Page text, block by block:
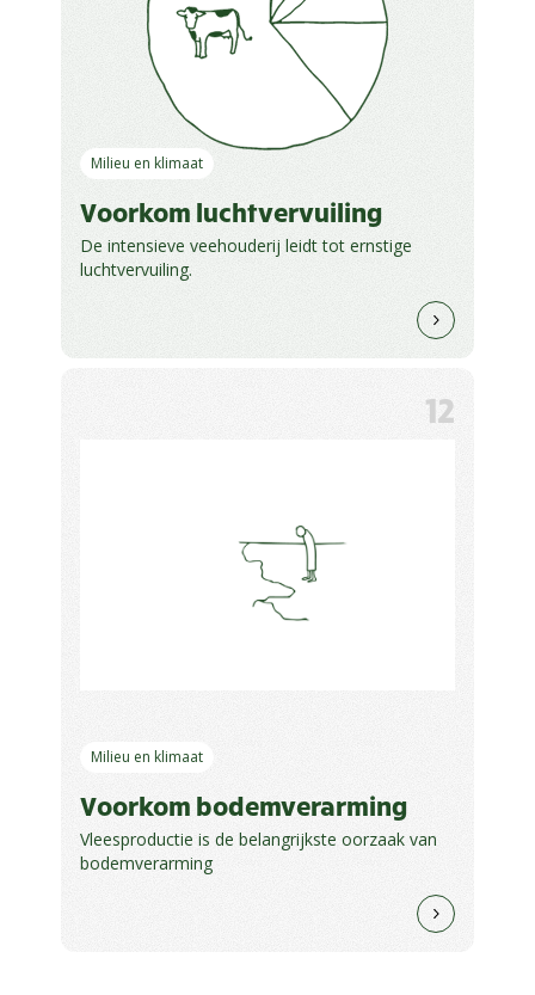
Milieu en klimaat
Voorkom luchtvervuiling
De intensieve veehouderij leidt tot ernstige
luchtvervuiling.
Milieu en klimaat
12
Voorkom bodemverarming
Vleesproductie is de belangrijkste oorzaak van
bodemverarming